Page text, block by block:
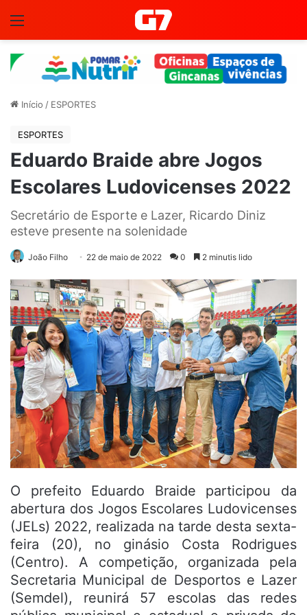
Início / ESPORTES
ESPORTES
Eduardo Braide abre Jogos
Escolares Ludovicenses 2022
Secretário de Esporte e Lazer, Ricardo Diniz
esteve presente na solenidade
João Filho 22 de maio de 2022 0 2 minutis lido
O prefeito Eduardo Braide participou da
abertura dos Jogos Escolares Ludovicenses
(JELs) 2022, realizada na tarde desta sexta-
feira (20), no ginásio Costa Rodrigues
(Centro). A competição, organizada pela
Secretaria Municipal de Desportos e Lazer
(Semdel), reunirá 57 escolas das redes